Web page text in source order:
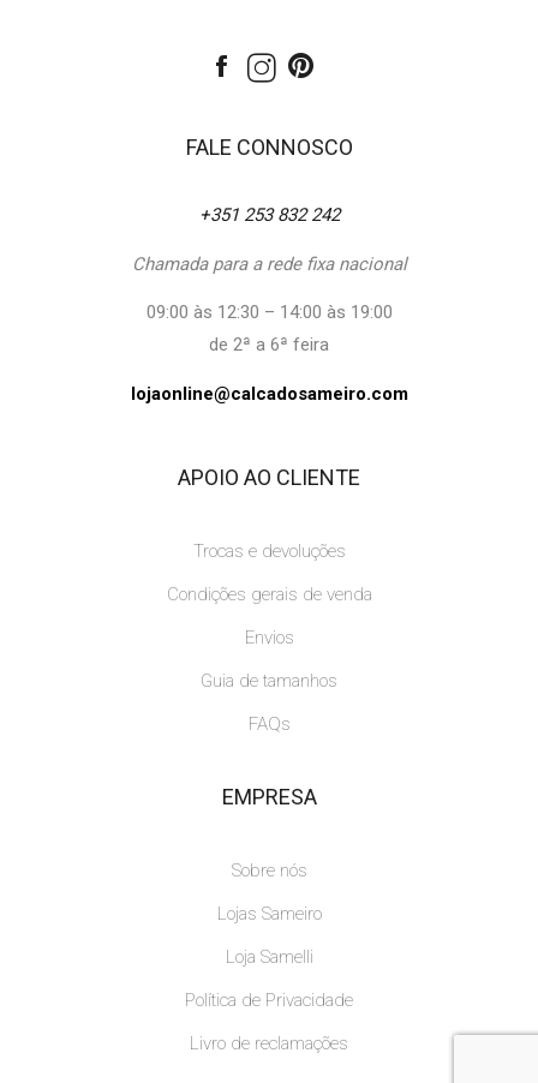
FALE CONNOSCO
+351 253 832 242
Chamada para a rede fixa nacional
09:00 às 12:30 – 14:00 às 19:00
de 2ª a 6ª feira
lojaonline@calcadosameiro.com
APOIO AO CLIENTE
Trocas e devoluções
Condições gerais de venda
Envios
Guia de tamanhos
FAQs
EMPRESA
Sobre nós
Lojas Sameiro
Loja Samelli
Política de Privacidade
Livro de reclamações